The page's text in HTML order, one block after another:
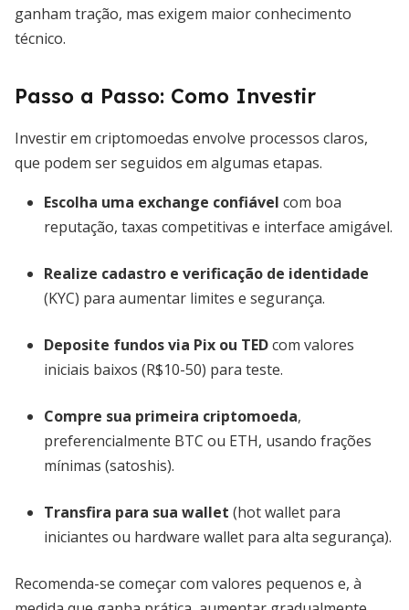
ganham tração, mas exigem maior conhecimento
técnico.
Passo a Passo: Como Investir
Investir em criptomoedas envolve processos claros,
que podem ser seguidos em algumas etapas.
Escolha uma exchange confiável com boa
reputação, taxas competitivas e interface amigável.
Realize cadastro e verificação de identidade
(KYC) para aumentar limites e segurança.
Deposite fundos via Pix ou TEDcom valores
iniciais baixos (R$10-50) para teste.
Compre sua primeira criptomoeda,
preferencialmente BTC ou ETH, usando frações
mínimas (satoshis).
Transfira para sua wallet (hot wallet para
iniciantes ou hardware wallet para alta segurança).
Recomenda-se começar com valores pequenos e, à